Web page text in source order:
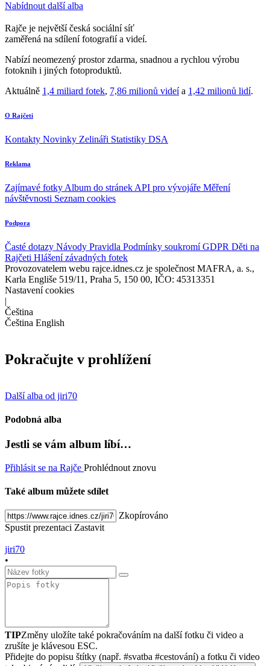
Nabídnout další alba
Rajče je největší česká sociální síť
zaměřená na sdílení fotografií a videí.
Nabízí neomezený prostor zdarma, snadnou a rychlou výrobu
fotoknih i jiných fotoproduktů.
Aktuálně 1,4 miliard fotek, 7,86 milionů videía 1,42 milionů lidí.
O Rajčeti
Kontakty Novinky Zelináři Statistiky DSA
Reklama
Zajímavé fotky Album do stránek API pro vývojáře Měření
návštěvnosti Seznam cookies
Podpora
Časté dotazy Návody Pravidla Podmínky soukromíGDPR Děti na
Rajčeti Hlášení závadných fotek
Provozovatelem webu rajce.idnes.cz je společnost MAFRA, a. s.,
Karla Engliše 519/11, Praha 5, 150 00, IČO: 45313351
Nastavení cookies
|
Čeština
Čeština English
Pokračujte v prohlížení
Další alba od jiri70
Podobná alba
Jestli se vám album líbí…
Přihlásit se na Rajče Prohlédnout znovu
Také album můžete sdílet
Zkopírováno
Spustit prezentaci Zastavit
jiri70
•
TIPZměny uložíte také pokračováním na další fotku či video a
zrušíte je klávesou ESC.
Přidejte do popisu štítky (např. #svatba #cestování) a fotku či video